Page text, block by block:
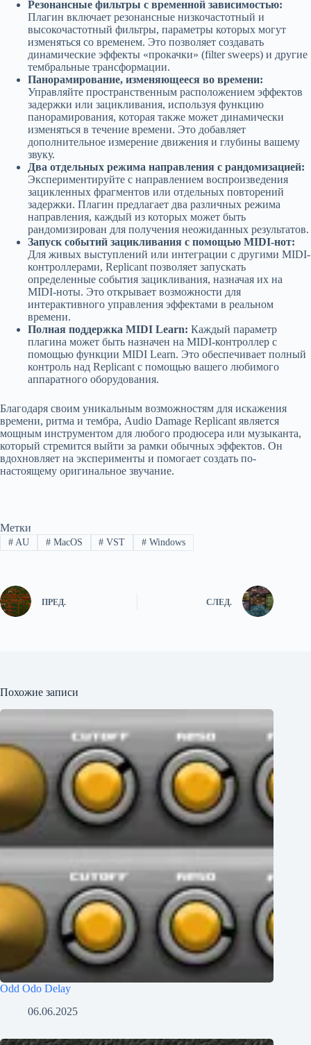
Резонансные фильтры с временной зависимостью:
Плагин включает резонансные низкочастотный и
высокочастотный фильтры, параметры которых могут
изменяться со временем. Это позволяет создавать
динамические эффекты «прокачки» (filter sweeps) и другие
тембральные трансформации.
Панорамирование, изменяющееся во времени:
Управляйте пространственным расположением эффектов
задержки или зацикливания, используя функцию
панорамирования, которая также может динамически
изменяться в течение времени. Это добавляет
дополнительное измерение движения и глубины вашему
звуку.
Два отдельных режима направления с рандомизацией:
Экспериментируйте с направлением воспроизведения
зацикленных фрагментов или отдельных повторений
задержки. Плагин предлагает два различных режима
направления, каждый из которых может быть
рандомизирован для получения неожиданных результатов.
Запуск событий зацикливания с помощью MIDI-нот:
Для живых выступлений или интеграции с другими MIDI-
контроллерами, Replicant позволяет запускать
определенные события зацикливания, назначая их на
MIDI-ноты. Это открывает возможности для
интерактивного управления эффектами в реальном
времени.
Полная поддержка MIDI Learn: Каждый параметр
плагина может быть назначен на MIDI-контроллер с
помощью функции MIDI Learn. Это обеспечивает полный
контроль над Replicant с помощью вашего любимого
аппаратного оборудования.
Благодаря своим уникальным возможностям для искажения
времени, ритма и тембра, Audio Damage Replicant является
мощным инструментом для любого продюсера или музыканта,
который стремится выйти за рамки обычных эффектов. Он
вдохновляет на эксперименты и помогает создать по-
настоящему оригинальное звучание.
Метки
#AU #MacOS # VST # Windows
ПРЕД. СЛЕД.
Похожие записи
Odd Odo Delay
06.06.2025